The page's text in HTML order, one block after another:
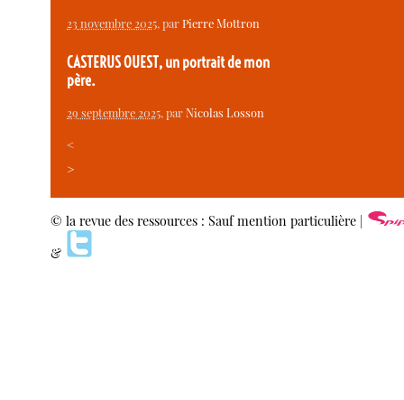
23 novembre 2025, parPierre Mottron
CASTERUS OUEST, un portrait de mon
père.
29 septembre 2025, parNicolas Losson
<
>
© la revue des ressources : Sauf mention particulière |
&